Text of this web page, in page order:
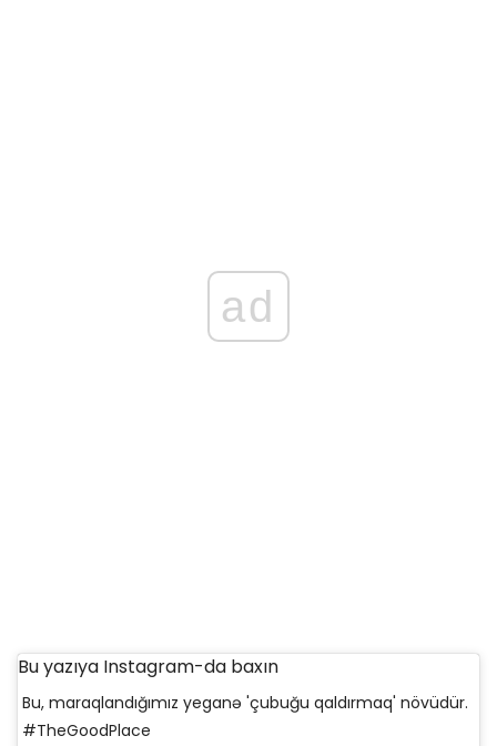
ad
Bu yazıya Instagram-da baxın
Bu, maraqlandığımız yeganə 'çubuğu qaldırmaq' növüdür.
#TheGoodPlace